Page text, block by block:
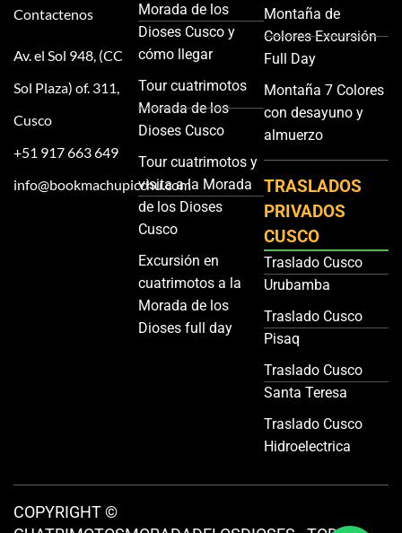
Contactenos
Av. el Sol 948, (CC
Sol Plaza) of. 311,
Cusco
+51 917 663 649
info@bookmachupicchu.com
Morada de los
Dioses Cusco y
cómo llegar
Tour cuatrimotos
Morada de los
Dioses Cusco
Tour cuatrimotos y
visita a la Morada
de los Dioses
Cusco
Excursión en
cuatrimotos a la
Morada de los
Dioses full day
Montaña de
Colores Excursión
Full Day
Montaña 7 Colores
con desayuno y
almuerzo
TRASLADOS
PRIVADOS
CUSCO
Traslado Cusco
Urubamba
Traslado Cusco
Pisaq
Traslado Cusco
Santa Teresa
Traslado Cusco
Hidroelectrica
COPYRIGHT ©